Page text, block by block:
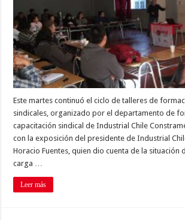
Este martes continuó el ciclo de talleres de
sindicales, organizado por el departamento de
capacitación sindical de Industrial Chile
con la exposición del presidente de Industrial
Horacio Fuentes, quien dio cuenta de la situación
carga …
Leer más